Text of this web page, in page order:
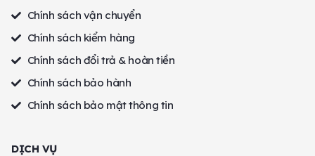
Chính sách vận chuyển
Chính sách kiểm hàng
Chính sách đổi trả & hoàn tiền
Chính sách bảo hành
Chính sách bảo mật thông tin
DỊCH VỤ